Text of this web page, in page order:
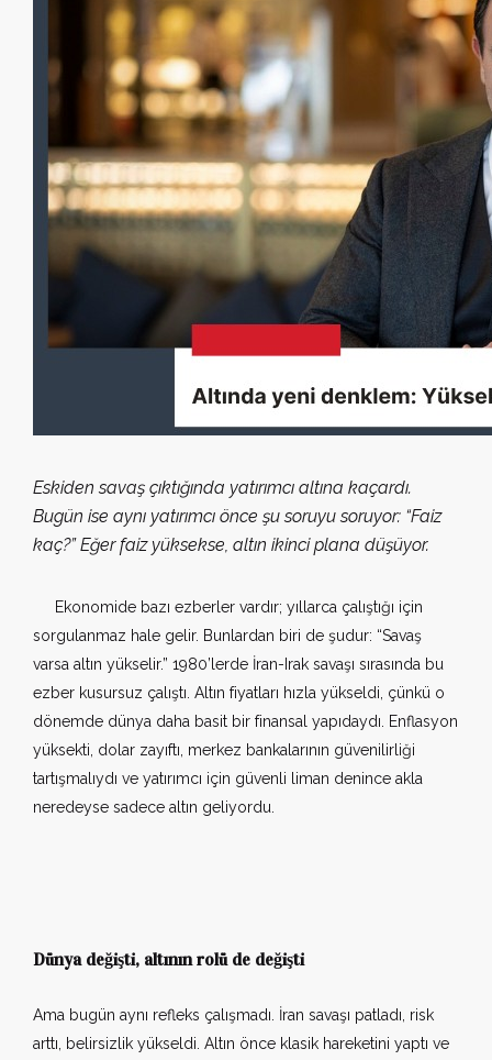
Eskiden savaş çıktığında yatırımcı altına kaçardı.
Bugün ise aynı yatırımcı önce şu soruyu soruyor: “Faiz
kaç?” Eğer faiz yüksekse, altın ikinci plana düşüyor.
Ekonomide bazı ezberler vardır; yıllarca çalıştığı için
sorgulanmaz hale gelir. Bunlardan biri de şudur: “Savaş
varsa altın yükselir.” 1980’lerde İran-Irak savaşı sırasında bu
ezber kusursuz çalıştı. Altın fiyatları hızla yükseldi, çünkü o
dönemde dünya daha basit bir finansal yapıdaydı. Enflasyon
yüksekti, dolar zayıftı, merkez bankalarının güvenilirliği
tartışmalıydı ve yatırımcı için güvenli liman denince akla
neredeyse sadece altın geliyordu.
Dünya değişti, altının rolü de değişti
Ama bugün aynı refleks çalışmadı. İran savaşı patladı, risk
arttı, belirsizlik yükseldi. Altın önce klasik hareketini yaptı ve